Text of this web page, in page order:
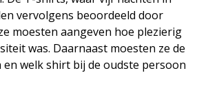
vervolgens beoordeeld door
moesten aangeven hoe plezierig
was. Daarnaast moesten ze de
welk shirt bij de oudste persoon